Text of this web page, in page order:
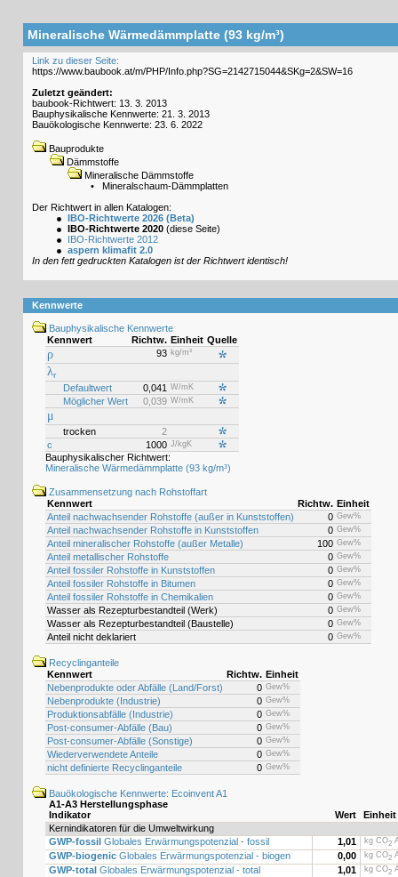
Mineralische Wärmedämmplatte (93 kg/m³)
Link zu dieser Seite:
Zuletzt geändert:
baubook-Richtwert: 13. 3. 2013
Bauphysikalische Kennwerte: 21. 3. 2013
Bauökologische Kennwerte: 23. 6. 2022
Bauprodukte
Dämmstoffe
Mineralische Dämmstoffe
•
Mineralschaum-Dämmplatten
Der Richtwert in allen Katalogen:
IBO-Richtwerte 2026 (Beta)
IBO-Richtwerte 2020 (diese Seite)
IBO-Richtwerte 2012
aspern klimafit 2.0
In den fett gedruckten Katalogen ist der Richtwert identisch!
Kennwerte
Bauphysikalische Kennwerte
Kennwert
Richtw. Einheit Quelle
ρ 93 kg/m³
λr
Defaultwert 0,041 W/mK
Möglicher Wert 0,039 W/mK
μ
trocken
2
c
1000 J/kgK
Bauphysikalischer Richtwert:
Mineralische Wärmedämmplatte (93 kg/m³)
Zusammensetzung nach Rohstoffart
Kennwert
Richtw. Einheit
Anteil nachwachsender Rohstoffe (außer in Kunststoffen)
0 Gew%
Anteil nachwachsender Rohstoffe in Kunststoffen 0 Gew%
Anteil mineralischer Rohstoffe (außer Metalle) 100 Gew%
Anteil metallischer Rohstoffe 0 Gew%
Anteil fossiler Rohstoffe in Kunststoffen 0 Gew%
Anteil fossiler Rohstoffe in Bitumen 0 Gew%
Anteil fossiler Rohstoffe in Chemikalien 0 Gew%
Wasser als Rezepturbestandteil (Werk) 0 Gew%
Wasser als Rezepturbestandteil (Baustelle) 0 Gew%
Anteil nicht deklariert 0 Gew%
Recyclinganteile
Kennwert
Richtw. Einheit
Nebenprodukte oder Abfälle (Land/Forst)
0 Gew%
Nebenprodukte (Industrie) 0 Gew%
Produktionsabfälle (Industrie) 0 Gew%
Post-consumer-Abfälle (Bau) 0 Gew%
Post-consumer-Abfälle (Sonstige) 0 Gew%
Wiederverwendete Anteile 0 Gew%
nicht definierte Recyclinganteile 0 Gew%
Bauökologische Kennwerte: Ecoinvent A1
A1-A3 Herstellungsphase
Indikator
Wert
Einheit
Kernindikatoren für die Umweltwirkung
GWP-fossil Globales Erwärmungspotenzial - fossil 1,01 kg CO2
GWP-biogenic Globales Erwärmungspotenzial - biogen 0,00 kg CO2
GWP-total Globales Erwärmungspotenzial - total 1,01 kg CO2